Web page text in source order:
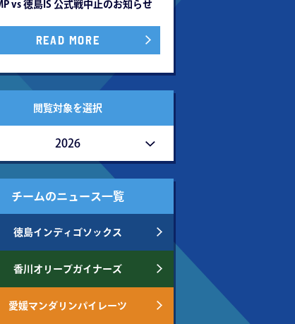
vs 徳島IS 公式戦中⽌のお知らせ
READ MORE
閲覧対象を選択
2026
チームのニュース一覧
徳島インディゴソックス
香川オリーブガイナーズ
愛媛マンダリンパイレーツ